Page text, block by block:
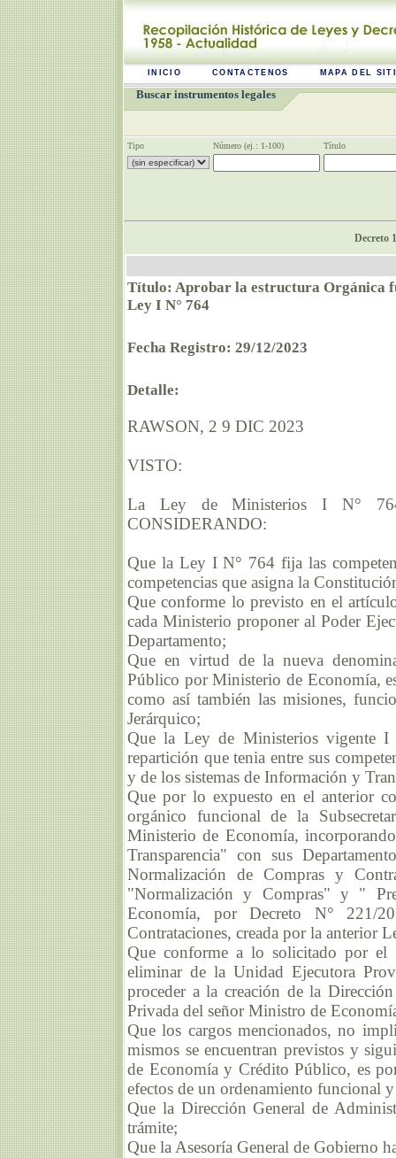
INICIO CONTACTENOS MAPA DEL
Buscar instrumentos legales
Tipo Número (ej.: 1-100) Título
Decreto
Título: Aprobar la estructura Orgánica
Ley I N° 764
Fecha Registro: 29/12/2023
Detalle:
RAWSON, 2 9 DIC 2023
VISTO:
La Ley de Ministerios I N°
CONSIDERANDO:
Que la Ley I N° 764 fija las
competencias que asigna la
Que conforme lo previsto en el
cada Ministerio proponer al Poder
Departamento;
Que en virtud de la nueva
Público por Ministerio de Economía,
como así también las misiones,
Jerárquico;
Que la Ley de Ministerios vigente I
repartición que tenia entre sus
y de los sistemas de Información y
Que por lo expuesto en el anterior
orgánico funcional de la
Ministerio de Economía,
Transparencia" con sus
Normalización de Compras y
"Normalización y Compras" y "
Economía, por Decreto N° 221/
Contrataciones, creada por la anterior
Que conforme a lo solicitado por el
eliminar de la Unidad Ejecutora
proceder a la creación de la
Privada del señor Ministro de
Que los cargos mencionados, no
mismos se encuentran previstos y
de Economía y Crédito Público, es
efectos de un ordenamiento funcional
Que la Dirección General de
trámite;
Que la Asesoría General de Gobierno